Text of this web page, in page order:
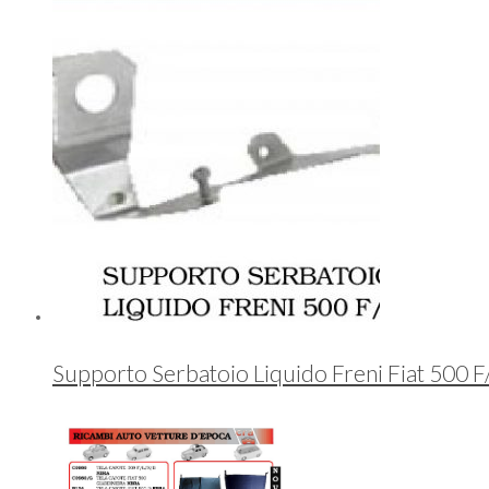
Supporto Serbatoio Liquido Freni Fiat 500